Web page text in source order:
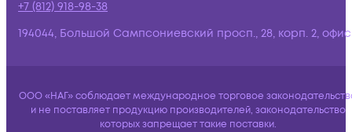
+7 (812) 918-98-38
194044, Большой Сампсониевский просп., 28, корп. 2,
ООО «НАГ» соблюдает международное торговое
и не поставляет продукцию производителей, законодательство
которых запрещает такие поставки.